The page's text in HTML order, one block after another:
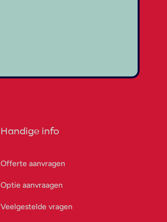
Handige info
Offerte aanvragen
Optie aanvraagen
Veelgestelde vragen